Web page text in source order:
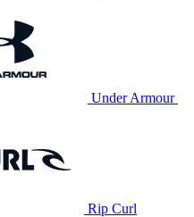
Under Armour
Rip Curl